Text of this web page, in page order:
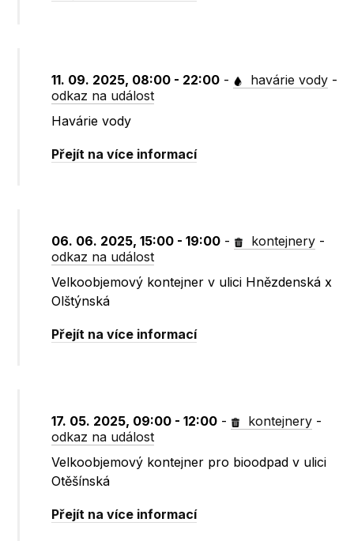
11. 09. 2025, 08:00 - 22:00 - havárie vody -
odkaz na událost
Havárie vody
Přejít na více informací
06. 06. 2025, 15:00 - 19:00 - kontejnery -
odkaz na událost
Velkoobjemový kontejner v ulici Hnězdenská x
Olštýnská
Přejít na více informací
17. 05. 2025, 09:00 - 12:00 - kontejnery -
odkaz na událost
Velkoobjemový kontejner pro bioodpad v ulici
Otěšínská
Přejít na více informací